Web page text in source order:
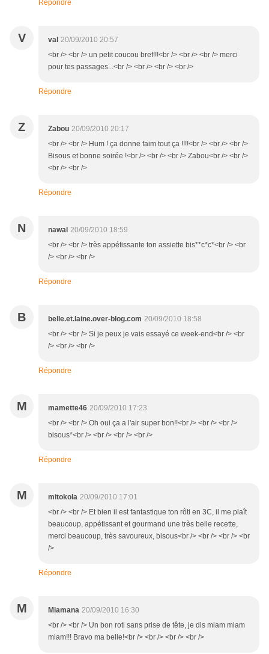
Répondre
V val 20/09/2010 20:57
<br /> <br /> un petit coucou bref!!!<br /> <br /> <br /> merci
pour tes passages...<br /> <br /> <br /> <br />
Répondre
Z Zabou 20/09/2010 20:17
<br /> <br /> Hum ! ça donne faim tout ça !!!!<br /> <br /> <br />
Bisous et bonne soirée !<br /> <br /> <br /> Zabou<br /> <br />
<br /> <br />
Répondre
N nawal 20/09/2010 18:59
<br /> <br /> très appétissante ton assiette bis**c*c*<br /> <br
/> <br /> <br />
Répondre
B belle.et.laine.over-blog.com 20/09/2010 18:58
<br /> <br /> Si je peux je vais essayé ce week-end<br /> <br
/> <br /> <br />
Répondre
M mamette46 20/09/2010 17:23
<br /> <br /> Oh oui ça a l'air super bon!!<br /> <br /> <br />
bisous*<br /> <br /> <br /> <br />
Répondre
M mitokola 20/09/2010 17:01
<br /> <br /> Et bien il est fantastique ton rôti en 3C, il me plaît
beaucoup, appétissant et gourmand une très belle recette,
merci beaucoup, très savoureux, bisous<br /> <br /> <br /> <br
/>
Répondre
M Miamana 20/09/2010 16:30
<br /> <br /> Un bon roti sans prise de tête, je dis miam miam
miam!!! Bravo ma belle!<br /> <br /> <br /> <br />